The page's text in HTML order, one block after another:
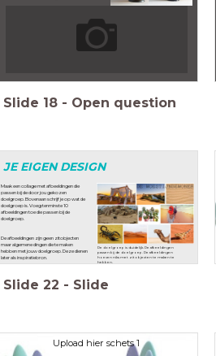
Slide 18 - Open question
Maak een collage met afbeeldingen die
passen bij de door jou gekozen
doelgroep. Bovenaan schrijf je op wat de
doelgroep is. Voeg tenminste 10
afbeeldingen toe die passen bij de
doelgroep.
De afbeeldingen zijn geen zitobjecten
maar algemene dingen die te maken
hebben met jouw doelgroep. Deze dienen
later als inspiratiebron.
De doelgroep is duidelijk. De afbeeldingen
passen bij de doelgroep. De afbeeldingen
hoeven niks met zitobjecten te maken te
hebben.
JE EIGEN DESIGN
Slide 22 - Slide
Upload hier schets 1